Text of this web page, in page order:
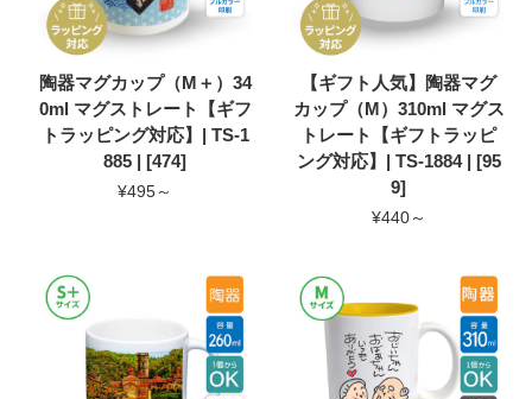
陶器マグカップ（M＋）34
0ml マグストレート【ギフ
トラッピング対応】| TS-1
885 | [474]
¥495～
【ギフト人気】陶器マグ
カップ（M）310ml マグス
トレート【ギフトラッピ
ング対応】| TS-1884 | [95
9]
¥440～